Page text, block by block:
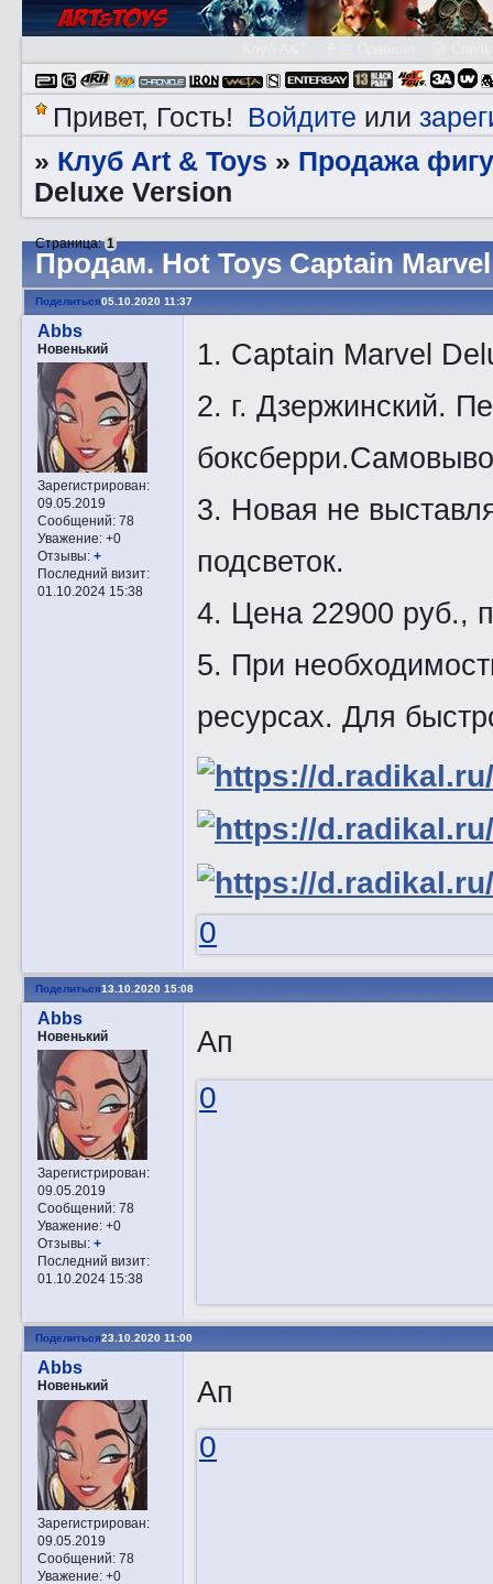
Привет, Гость! Войдите или
» Клуб Art & Toys » Продажа
Deluxe Version
Прoдам. Hot Toys Captain
Страница:1
Поделиться05.10.2020 11:37
Abbs
Новенький
Зарегистрирован:
09.05.2019
Сообщений:78
Уважение: +0
Отзывы: +
Последний визит:
01.10.2024 15:38
1. Captain Marvel
2. г. Дзержинский.
3. Новая не
подсветок.
4. Цена 22900 руб.,
5. При
ресурсах. Для
0
Поделиться13.10.2020 15:08
Abbs
Новенький
Зарегистрирован:
09.05.2019
Сообщений:78
Уважение: +0
Отзывы: +
Последний визит:
01.10.2024 15:38
Ап
0
Поделиться23.10.2020 11:00
Abbs
Новенький
Зарегистрирован:
09.05.2019
Сообщений:78
Уважение: +0
Ап
0